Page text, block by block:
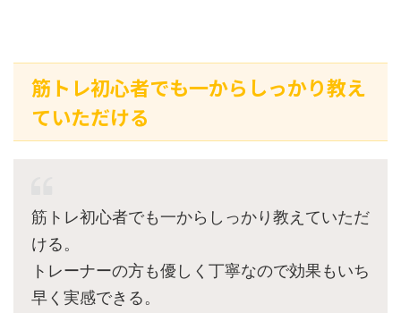
筋トレ初心者でも一からしっかり教え
ていただける
筋トレ初心者でも一からしっかり教えていただ
ける。
トレーナーの方も優しく丁寧なので効果もいち
早く実感できる。